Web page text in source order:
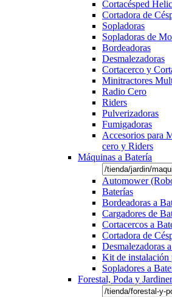
Cortacésped
Cortadora de
Sopladoras
Sopladoras de
Bordeadoras
Desmalezadoras
Cortacerco y
Minitractores
Radio Cero
Riders
Pulverizadoras
Fumigadoras
Accesorios para
cero y Riders
Máquinas a Batería
Automower
Baterías
Bordeadoras a
Cargadores de
Cortacercos a
Cortadora de
Desmalezadoras
Kit de instalación
Sopladores a
Forestal, Poda y